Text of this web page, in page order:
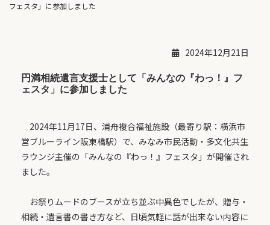
フェスタ」に参加しました
2024年12月21日
円満相続遺言支援士として「みんなの『わっ！』フ
ェスタ」に参加しました
2024年11月17日、浦舟複合福祉施設（最寄り駅：橫浜市
営ブルーライン阪東橋駅）で、みなみ市民活動・多文化共生
ラウンジ主催の「みんなの『わっ！』フェスタ」が開催され
ました。
お祭りムードのブースが立ち並ぶ中異色でしたが、贈与・
相続・遺言書の書き方など、日頃気軽に話が出来ない内容に